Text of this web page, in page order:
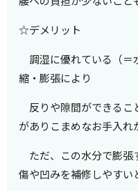
☆デメリット
調湿に優れている（＝
縮・膨張により
反りや隙間ができるこ
があり こまめなお手入れ
ただ、この水分で膨張
傷や凹みを補修しやすい